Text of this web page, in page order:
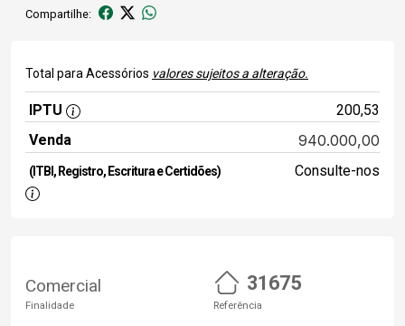
Compartilhe:
Total para Acessórios valores sujeitos a alteração.
IPTU
200,53
Venda
940.000,00
(ITBI, Registro, Escritura e Certidões) Consulte-nos
Comercial
Finalidade
31675
Referência